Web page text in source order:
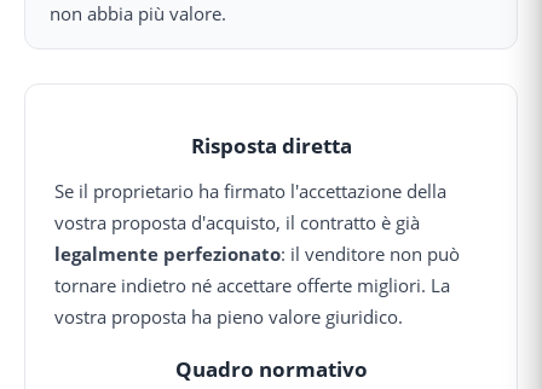
non abbia più valore.
Risposta diretta
Se il proprietario ha firmato l'accettazione della
vostra proposta d'acquisto, il contratto è già
legalmente perfezionato: il venditore non può
tornare indietro né accettare offerte migliori. La
vostra proposta ha pieno valore giuridico.
Quadro normativo